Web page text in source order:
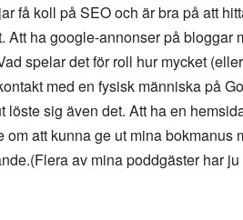
få koll på SEO och är bra på att
ha google-annonser på bloggar
spelar det för roll hur mycket
med en fysisk människa på
sig även det. Att ha en
att kunna ge ut mina bokmanus
av mina poddgäster har